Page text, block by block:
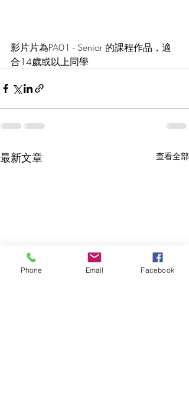
影片片為PA01 - Senior 的課程作品，適
合14歲或以上同學
最新文章 查看全部
Phone Email Facebook